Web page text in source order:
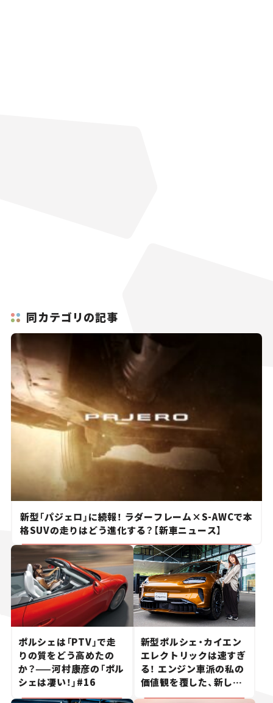
同カテゴリの記事
新型「パジェロ」に続報！ ラダーフレーム×S-AWCで本
格SUVの走りはどう進化する？【新車ニュース】
ポルシェは「PTV」で走
りの質をどう高めたの
か？——河村康彦の「ポル
シェは凄い！」#16
新型ポルシェ・カイエン
エレクトリックは速すぎ
る！ エンジン車派の私の
価値観を覆した、新しい
ポルシェの走り。